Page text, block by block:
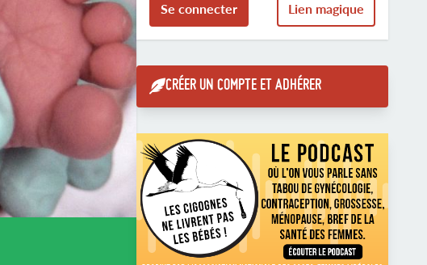
Se connecter Lien magique
CRÉER UN COMPTE ET ADHÉRER